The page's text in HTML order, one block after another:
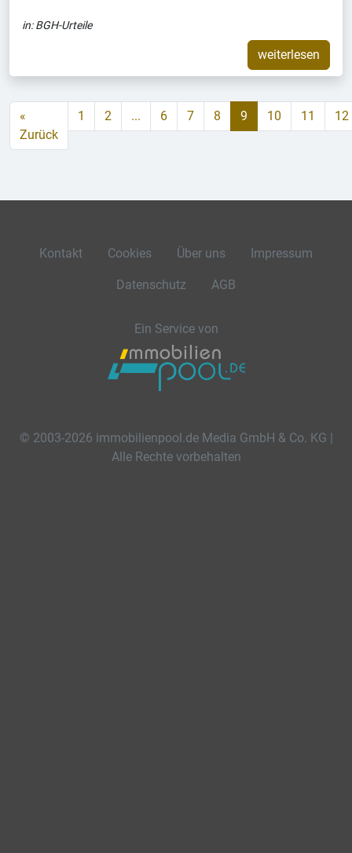
in:BGH-Urteile
weiterlesen
«
Zurück
1 2 ... 6 7 8 9 10 11 12
Kontakt Cookies Über uns Impressum
Datenschutz AGB
Ein Service von
© 2003-2026 immobilienpool.de Media GmbH & Co. KG |
Alle Rechte vorbehalten